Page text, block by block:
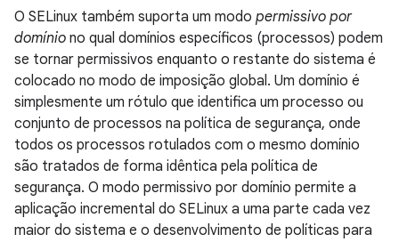
O SELinux também suporta um modo permissivo por
domínio no qual domínios específicos (processos) podem
se tornar permissivos enquanto o restante do sistema é
colocado no modo de imposição global. Um domínio é
simplesmente um rótulo que identifica um processo ou
conjunto de processos na política de segurança, onde
todos os processos rotulados com o mesmo domínio
são tratados de forma idêntica pela política de
segurança. O modo permissivo por domínio permite a
aplicação incremental do SELinux a uma parte cada vez
maior do sistema e o desenvolvimento de políticas para